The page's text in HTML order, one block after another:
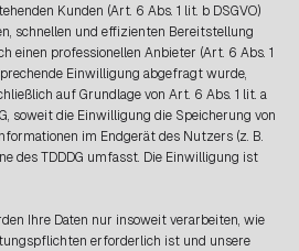
Kunden (Art. 6 Abs. 1 lit. b DSGVO)
schnellen und effizienten Bereitstellung
einen professionellen Anbieter (Art. 6 Abs. 1
Einwilligung abgefragt wurde,
auf Grundlage von Art. 6 Abs. 1 lit. a
soweit die Einwilligung die Speicherung von
im Endgerät des Nutzers (z. B.
des TDDDG umfasst. Die Einwilligung ist
Ihre Daten nur insoweit verarbeiten, wie
erforderlich ist und unsere